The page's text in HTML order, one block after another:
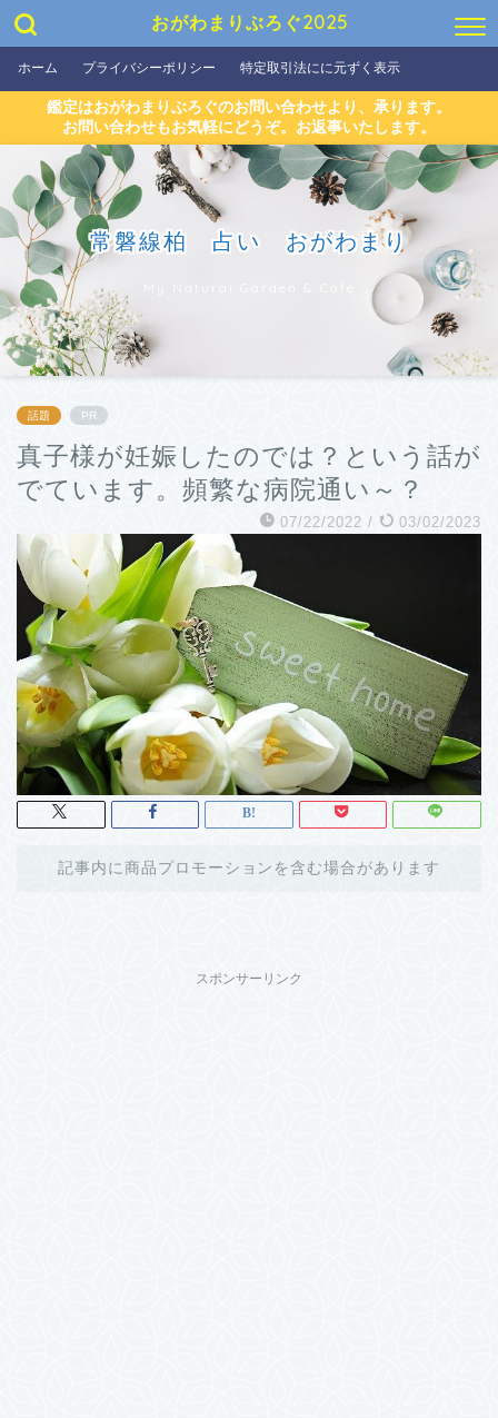
おがわまりぶろぐ2025
ホーム プライバシーポリシー 特定取引法にに元ずく表示
鑑定はおがわまりぶろぐのお問い合わせより、承ります。
お問い合わせもお気軽にどうぞ。お返事いたします。
常磐線柏 占い おがわまり
話題 PR
真子様が妊娠したのでは？という話が
でています。頻繁な病院通い～？
07/22/2022 / 03/02/2023
記事内に商品プロモーションを含む場合があります
スポンサーリンク